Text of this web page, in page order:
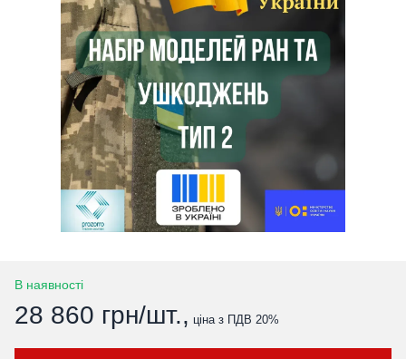
В наявності
28 860 грн/шт., ціна з ПДВ 20%